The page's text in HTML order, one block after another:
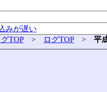
みが遅い
TOP> ログTOP> 平